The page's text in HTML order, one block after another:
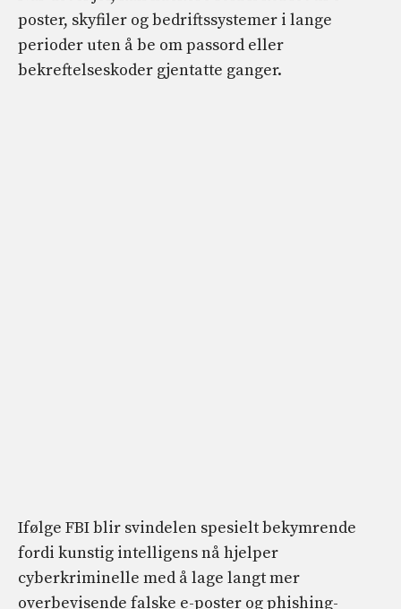
poster, skyfiler og bedriftssystemer i lange
perioder uten å be om passord eller
bekreftelseskoder gjentatte ganger.
Ifølge FBI blir svindelen spesielt bekymrende
fordi kunstig intelligens nå hjelper
cyberkriminelle med å lage langt mer
overbevisende falske e-poster og phishing-